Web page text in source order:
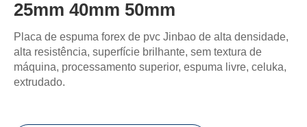
25mm 40mm 50mm
Placa de espuma forex de pvc Jinbao de alta densidade,
alta resistência, superfície brilhante, sem textura de
máquina, processamento superior, espuma livre, celuka,
extrudado.